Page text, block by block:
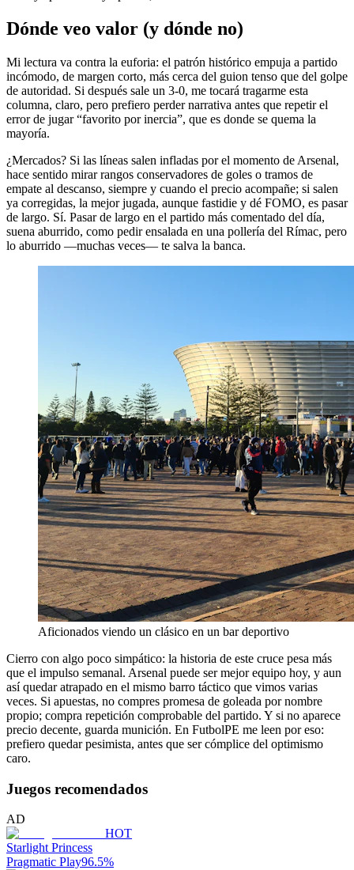
Dónde veo valor (y dónde no)
Mi lectura va contra la euforia: el patrón histórico empuja a partido
incómodo, de margen corto, más cerca del guion tenso que del golpe
de autoridad. Si después sale un 3-0, me tocará tragarme esta
columna, claro, pero prefiero perder narrativa antes que repetir el
error de jugar “favorito por inercia”, que es donde se quema la
mayoría.
¿Mercados? Si las líneas salen infladas por el momento de Arsenal,
hace sentido mirar rangos conservadores de goles o tramos de
empate al descanso, siempre y cuando el precio acompañe; si salen
ya corregidas, la mejor jugada, aunque fastidie y dé FOMO, es pasar
de largo. Sí. Pasar de largo en el partido más comentado del día,
suena aburrido, como pedir ensalada en una pollería del Rímac, pero
lo aburrido —muchas veces— te salva la banca.
Aficionados viendo un clásico en un bar deportivo
Cierro con algo poco simpático: la historia de este cruce pesa más
que el impulso semanal. Arsenal puede ser mejor equipo hoy, y aun
así quedar atrapado en el mismo barro táctico que vimos varias
veces. Si apuestas, no compres promesa de goleada por nombre
propio; compra repetición comprobable del partido. Y si no aparece
precio decente, guarda munición. En FutbolPE me leen por eso:
prefiero quedar pesimista, antes que ser cómplice del optimismo
caro.
Juegos recomendados
AD
HOT
Starlight Princess
Pragmatic Play96.5%